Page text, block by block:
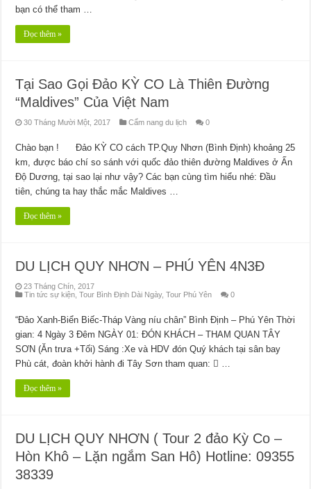
bạn có thể tham …
Đọc thêm »
Tại Sao Gọi Đảo KỲ CO Là Thiên Đường
“Maldives” Của Việt Nam
30 Tháng Mười Một, 2017 Cẩm nang du lịch 0
Chào bạn ! Đảo KỲ CO cách TP.Quy Nhơn (Bình Định) khoảng 25
km, được báo chí so sánh với quốc đảo thiên đường Maldives ở Ấn
Độ Dương, tại sao lại như vậy? Các bạn cùng tìm hiểu nhé: Đầu
tiên, chúng ta hay thắc mắc Maldives …
Đọc thêm »
DU LỊCH QUY NHƠN – PHÚ YÊN 4N3Đ
23 Tháng Chín, 2017
Tin tức sự kiện ,Tour Bình Định Dài Ngày,Tour Phú Yên 0
“Đảo Xanh-Biển Biếc-Tháp Vàng níu chân” Bình Định – Phú Yên Thời
gian: 4 Ngày 3 Đêm NGÀY 01: ĐÓN KHÁCH – THAM QUAN TÂY
SƠN (Ăn trưa +Tối) Sáng :Xe và HDV đón Quý khách tại sân bay
Phù cát, đoàn khởi hành đi Tây Sơn tham quan:  …
Đọc thêm »
DU LỊCH QUY NHƠN ( Tour 2 đảo Kỳ Co –
Hòn Khô – Lặn ngắm San Hô) Hotline: 09355
38339